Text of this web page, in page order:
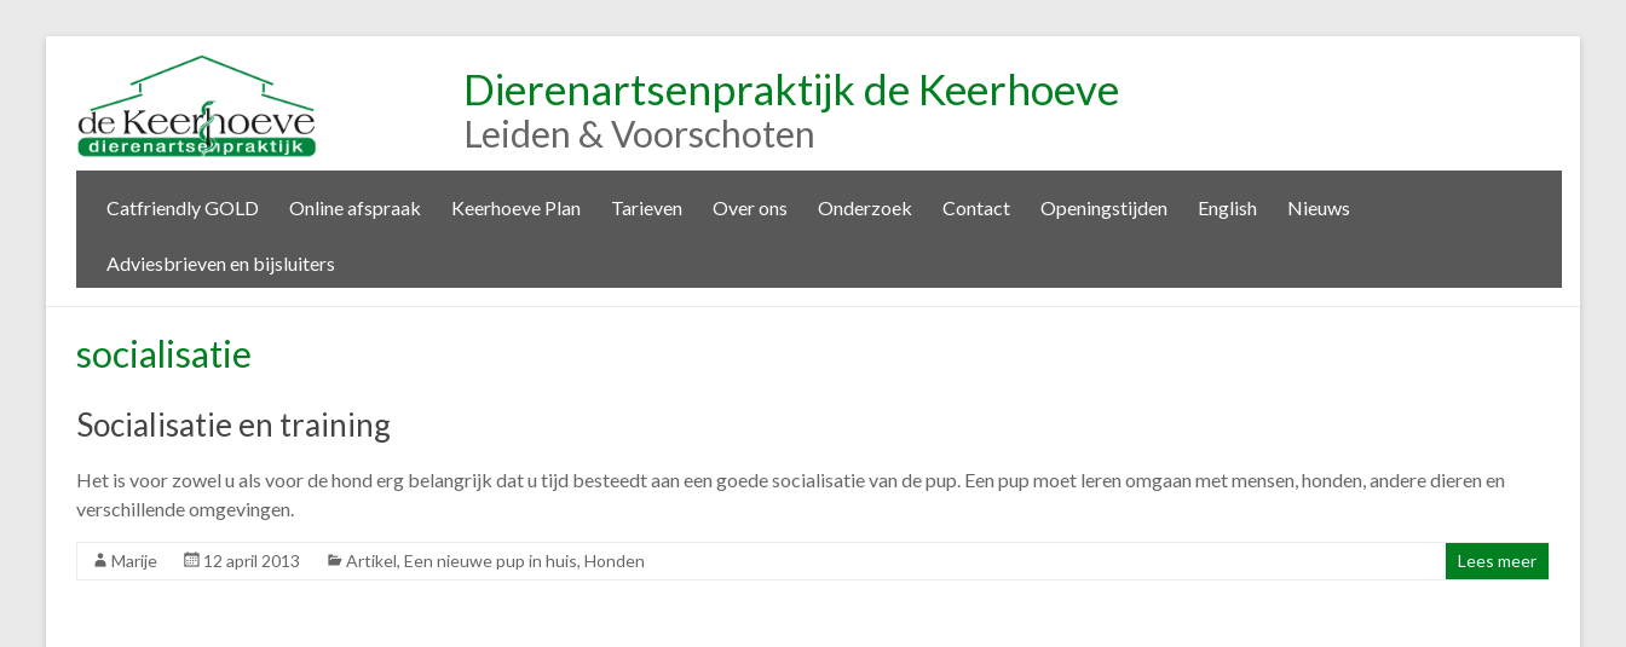
Dierenartsenpraktijk de Keerhoeve
Leiden & Voorschoten
Catfriendly GOLD Online afspraak Keerhoeve Plan Tarieven Over ons Onderzoek Contact Openingstijden English Nieuws
Adviesbrieven en bijsluiters
socialisatie
Socialisatie en training
Het is voor zowel u als voor de hond erg belangrijk dat u tijd besteedt aan een goede socialisatie van de pup. Een pup moet leren omgaan met mensen, honden, andere dieren en
verschillende omgevingen.
Marije 12 april 2013 Artikel, Een nieuwe pup in huis, Honden Lees meer